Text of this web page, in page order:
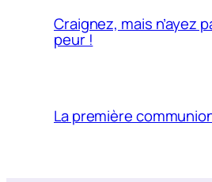
Craignez, mais n’ayez
peur !
La première